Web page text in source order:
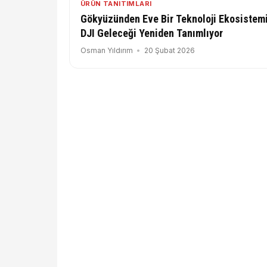
ÜRÜN TANITIMLARI
Gökyüzünden Eve Bir Teknoloji
DJI Geleceği Yeniden Tanımlıyor
Osman Yıldırım 20 Şubat 2026